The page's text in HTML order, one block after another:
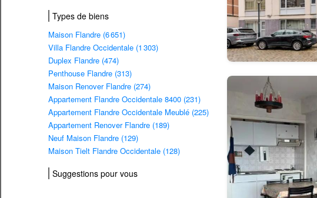
Types de biens
Maison Flandre (6 651)
Villa Flandre Occidentale (1 303)
Duplex Flandre (474)
Penthouse Flandre (313)
Maison Renover Flandre (274)
Appartement Flandre Occidentale 8400 (231)
Appartement Flandre Occidentale Meublé (225)
Appartement Renover Flandre (189)
Neuf Maison Flandre (129)
Maison Tielt Flandre Occidentale (128)
Suggestions pour vous